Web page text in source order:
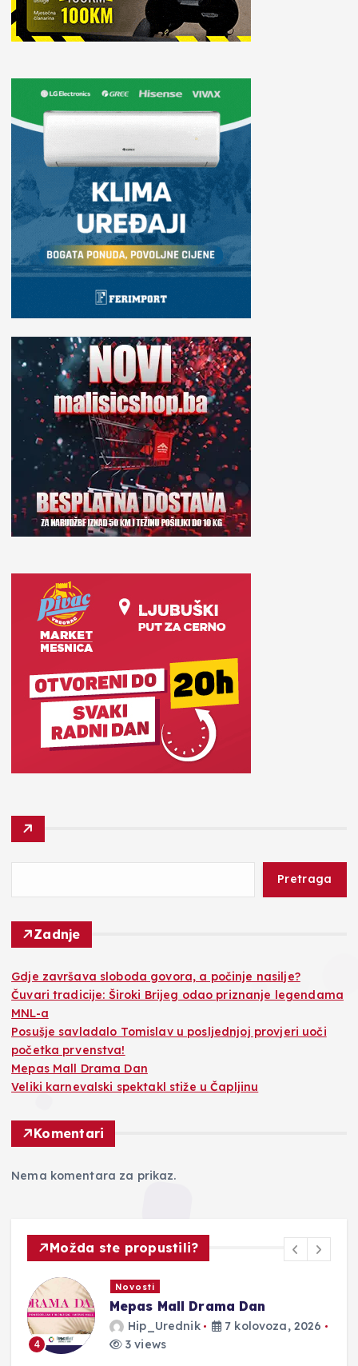
Pretraga
Zadnje
Gdje završava sloboda govora, a počinje nasilje?
Čuvari tradicije: Široki Brijeg odao priznanje legendama
MNL-a
Posušje savladalo Tomislav u posljednjoj provjeri uoči
početka prvenstva!
Mepas Mall Drama Dan
Veliki karnevalski spektakl stiže u Čapljinu
Komentari
Nema komentara za prikaz.
Možda ste propustili?
4
Novosti
Mepas Mall Drama Dan
Hip_Urednik
7 kolovoza, 2026
3 views